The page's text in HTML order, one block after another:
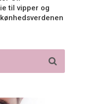
til vipper og